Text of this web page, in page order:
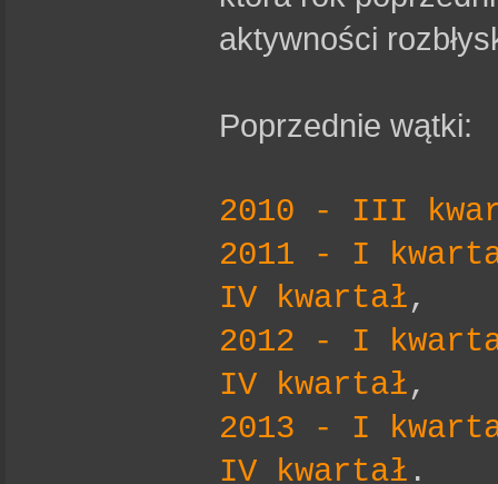
aktywności
Poprzednie wątki:
2010 - III
2011 - I
IV kwartał,
2012 - I
IV kwartał,
2013 - I
IV kwartał .